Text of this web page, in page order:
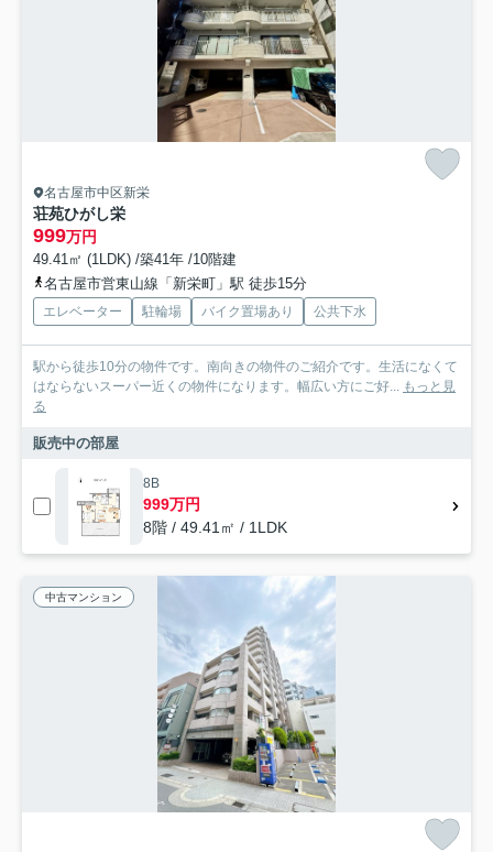
名古屋市中区新栄
荘苑ひがし栄
999万円
49.41㎡ (1LDK) /築41年 /10階建
名古屋市営東山線「新栄町」駅 徒歩15分
エレベーター 駐輪場 バイク置場あり 公共下水
駅から徒歩10分の物件です。南向きの物件のご紹介です。生活になくて
はならないスーパー近くの物件になります。幅広い方にご好... もっと見
る
販売中の部屋
8B
999万円
8階 / 49.41㎡ / 1LDK
中古マンション